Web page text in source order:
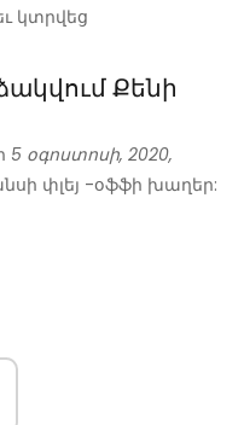
կտրվեց
Քենի
5 օգոստոսի, 2020,
փլեյ -օֆֆի խաղեր: